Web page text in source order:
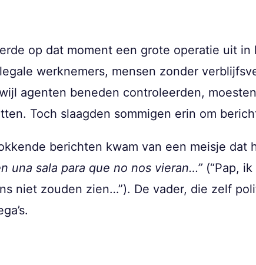
op dat moment een grote operatie uit
werknemers, mensen zonder
agenten beneden controleerden,
Toch slaagden sommigen erin om
berichten kwam van een meisje dat
una sala para que no nos vieran…” (“Pap,
niet zouden zien…”). De vader, die zelf